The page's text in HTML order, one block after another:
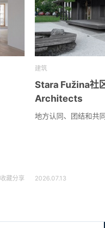
收藏分享
建筑
Stara Fužina社
Architects
地方认同、团结和共
2026.07.13